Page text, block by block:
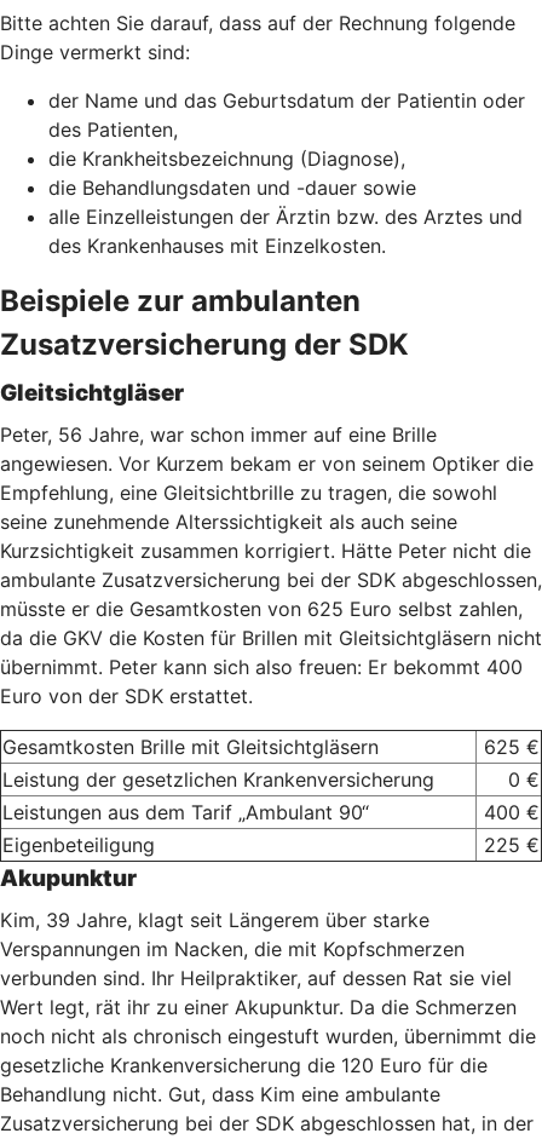
Bitte achten Sie darauf, dass auf der Rechnung folgende
Dinge vermerkt sind:
der Name und das Geburtsdatum der Patientin oder
des Patienten,
die Krankheitsbezeichnung (Diagnose),
die Behandlungsdaten und -dauer sowie
alle Einzelleistungen der Ärztin bzw. des Arztes und
des Krankenhauses mit Einzelkosten.
Beispiele zur ambulanten
Zusatzversicherung der SDK
Gleitsichtgläser
Peter, 56 Jahre, war schon immer auf eine Brille
angewiesen. Vor Kurzem bekam er von seinem Optiker die
Empfehlung, eine Gleitsichtbrille zu tragen, die sowohl
seine zunehmende Alterssichtigkeit als auch seine
Kurzsichtigkeit zusammen korrigiert. Hätte Peter nicht die
ambulante Zusatzversicherung bei der SDK abgeschlossen,
müsste er die Gesamtkosten von 625 Euro selbst zahlen,
da die GKV die Kosten für Brillen mit Gleitsichtgläsern nicht
übernimmt. Peter kann sich also freuen: Er bekommt 400
Euro von der SDK erstattet.
Gesamtkosten Brille mit Gleitsichtgläsern
625 €
Leistung der gesetzlichen Krankenversicherung
0 €
Leistungen aus dem Tarif „Ambulant 90“
400 €
Eigenbeteiligung
225 €
Akupunktur
Kim, 39 Jahre, klagt seit Längerem über starke
Verspannungen im Nacken, die mit Kopfschmerzen
verbunden sind. Ihr Heilpraktiker, auf dessen Rat sie viel
Wert legt, rät ihr zu einer Akupunktur. Da die Schmerzen
noch nicht als chronisch eingestuft wurden, übernimmt die
gesetzliche Krankenversicherung die 120 Euro für die
Behandlung nicht. Gut, dass Kim eine ambulante
Zusatzversicherung bei der SDK abgeschlossen hat, in der